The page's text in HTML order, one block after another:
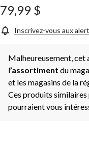
79,99 $
Inscrivez-vous aux
Malheureusement, cet
l’assortiment du
et les magasins de la
Ces produits similaires
pourraient vous